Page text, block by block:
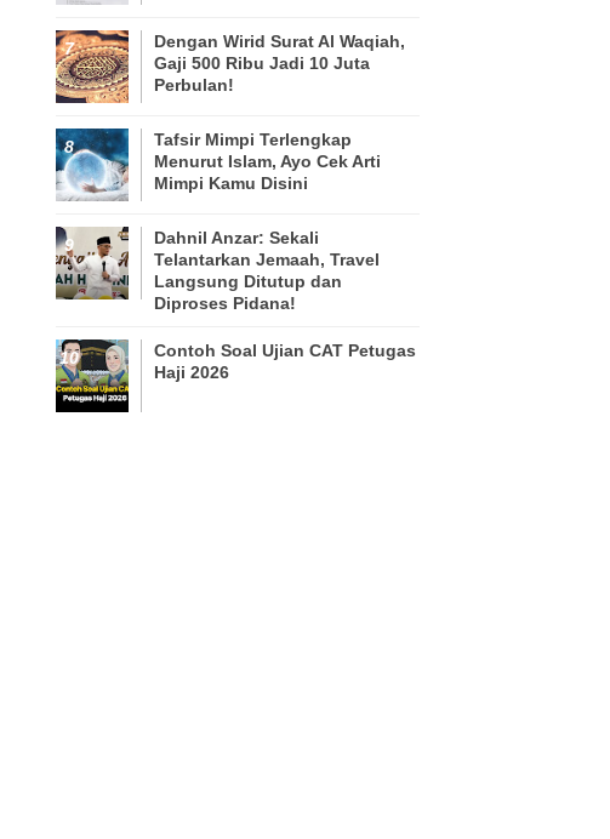
Dengan Wirid Surat Al Waqiah,
Gaji 500 Ribu Jadi 10 Juta
Perbulan!
Tafsir Mimpi Terlengkap
Menurut Islam, Ayo Cek Arti
Mimpi Kamu Disini
Dahnil Anzar: Sekali
Telantarkan Jemaah, Travel
Langsung Ditutup dan
Diproses Pidana!
Contoh Soal Ujian CAT Petugas
Haji 2026